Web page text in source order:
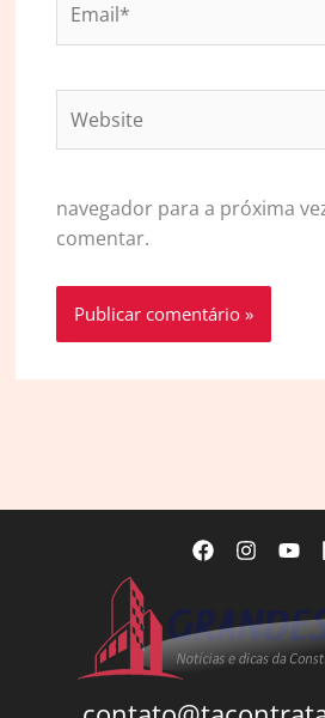
navegador para a próxima
comentar.